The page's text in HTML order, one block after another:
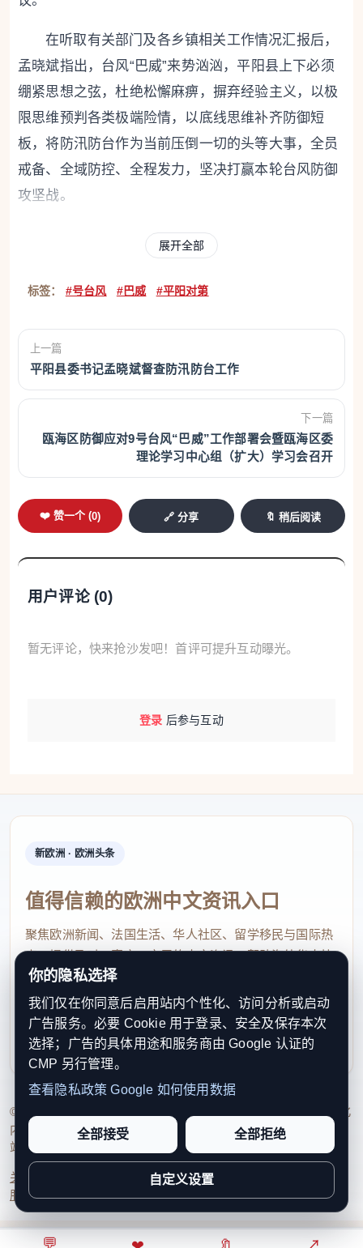
💬
在听取有关部门及各乡镇相关工作情况汇报后，
孟晓斌指出，台风“巴威”来势汹汹，平阳县上下必须
绷紧思想之弦，杜绝松懈麻痹，摒弃经验主义，以极
限思维预判各类极端险情，以底线思维补齐防御短
板，将防汛防台作为当前压倒一切的头等大事，全员
戒备、全域防控、全程发力，坚决打赢本轮台风防御
攻坚战。
孟晓斌强调，要快速激活县乡村三级防汛防台联
合指挥体系，以预警预报为指令，全员闻令而动、快
速响应，按照响应等级进岗到位、工作开展到位。要
工作方案，充分考虑风雨水汛等极端险情，精准制定
针对性应对举措。要全面发动党员干部、群众，形成
防台合力，以超常规力度落实防御举措，保障持续作
战能力，加大社会宣传力度，动态更新台风预警、避
险指引。要继续深入抓实海上防台工作，紧盯人、
船、港、岸、岛五大关键，从严从细落实海上各项防
当前工作的重中之重，成立工作专班，全面摸清转移
灾害隐患，提前防范、及时整治隐患。要更加主动抓
害，严格管控建筑工地等重点区域安全风险。要抓实
生。要加强水库、河网全流域调度，做好提前预泄工
力，稳妥有序推进各项防御工作。
平阳县长陈桂雷强调，要认清台风严峻形势，绷
待、严防死守。要坚守三大底线，明确防汛防台核心
目标，紧盯重点领域、关键环节，压实各方责任。要
细化落实各项防汛防台举措，聚焦群众安全核心，从
严抓实渔船管控、人员转移、水库安全管控、城区排
涝、隐患整治等重点工作，全程闭环落实各项防御措
来 源：平阳发布
原标题：平阳对第9号台风“巴威”防御应对工作进
行再动员再部署再落实
展开全部
标签： #号台风 #巴威 #平阳对第
上一篇
平阳县委书记孟晓斌督查防汛防台工作
下一篇
瓯海区防御应对9号台风“巴威”工作部署会暨瓯海区委
理论学习中心组（扩大）学习会召开
❤️ 赞一个 (0) 🔗 分享 🔖 稍后阅读
用户评论 (0)
暂无评论，快来抢沙发吧！首评可提升互动曝光。
登录 后参与互动
新欧洲 · 欧洲头条
值得信赖的欧洲中文资讯入口
聚焦欧洲新闻、法国生活、华人社区、留学移民与国际热
点，提供及时、真实、实用的中文资讯，帮助海外华人快
速了解欧洲动态。
contact@xinouzhou.com
服务支持、版权与合作：工作日优先处理站务、投稿与权
利通知
© 2026 新欧洲·欧洲头条. All Rights Reserved. 本网站持续优化
内容透明度、联系方式与用户权利说明，以提升品牌信任感和
站点完整度。
关于我们 编辑规范日期归档隐私政策
服务条款联系我们
你的隐私选择
我们仅在你同意后启用站内个性化、访问分析或启动
广告服务。必要 Cookie 用于登录、安全及保存本次
选择；广告的具体用途和服务商由 Google 认证的
CMP 另行管理。
查看隐私政策 Google 如何使用数据
全部接受 全部拒绝
自定义设置